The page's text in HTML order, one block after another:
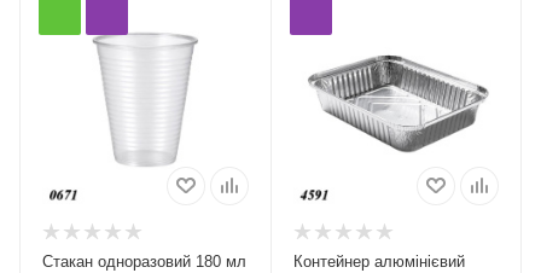
Стакан одноразовий 180 мл
Контейнер алюмінієвий